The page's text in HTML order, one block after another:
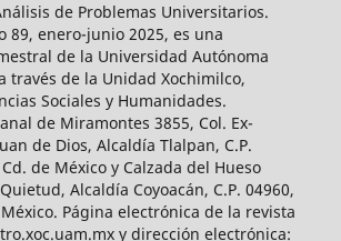
de Problemas Universitarios.
89, enero-junio 2025, es una
de la Universidad Autónoma
través de la Unidad Xochimilco,
Sociales y Humanidades.
de Miramontes 3855, Col. Ex-
de Dios, Alcaldía Tlalpan, C.P.
de México y Calzada del Hueso
Alcaldía Coyoacán, C.P. 04960,
Página electrónica de la revista
y dirección electrónica: